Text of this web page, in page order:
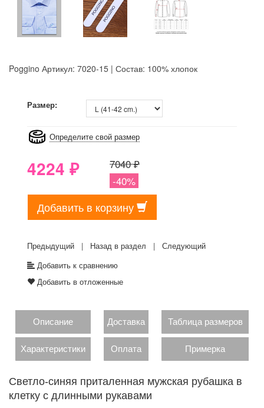
Poggino Артикул: 7020-15 | Состав: 100% хлопок
Размер:
Определите свой размер
4224 ₽
7040 ₽
-40%
Добавить в корзину
Предыдущий | Назад в раздел | Следующий
Добавить к сравнению
Добавить в отложенные
Описание Доставка Таблица размеров
Характеристики Оплата Примерка
Светло-синяя приталенная мужская рубашка в
клетку с длинными рукавами